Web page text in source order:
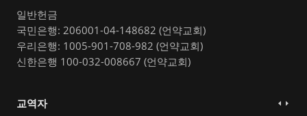
일반헌금
국민은행: 206001-04-148682 (언약교회)
우리은행: 1005-901-708-982 (언약교회)
신한은행 100-032-008667 (언약교회)
교역자